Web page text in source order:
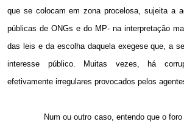
que se colocam em zona procelosa, sujeita a
públicas de ONGs e do MP- na interpretação
das leis e da escolha daquela exegese que, a
interesse público. Muitas vezes, há
efetivamente irregulares provocados pelos
Num ou outro caso, entendo que o